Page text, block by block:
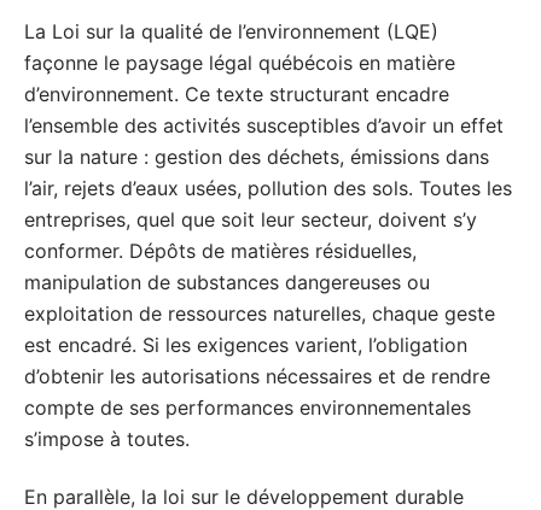
La Loi sur la qualité de l’environnement (LQE)
façonne le paysage légal québécois en matière
d’environnement. Ce texte structurant encadre
l’ensemble des activités susceptibles d’avoir un effet
sur la nature : gestion des déchets, émissions dans
l’air, rejets d’eaux usées, pollution des sols. Toutes les
entreprises, quel que soit leur secteur, doivent s’y
conformer. Dépôts de matières résiduelles,
manipulation de substances dangereuses ou
exploitation de ressources naturelles, chaque geste
est encadré. Si les exigences varient, l’obligation
d’obtenir les autorisations nécessaires et de rendre
compte de ses performances environnementales
s’impose à toutes.
En parallèle, la loi sur le développement durable